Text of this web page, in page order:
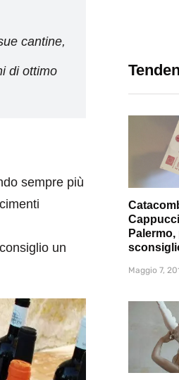
cantine,
di ottimo
sempre più
un
Maggio 7,